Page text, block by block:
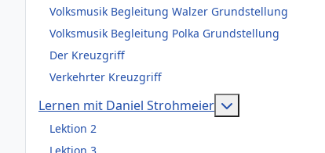
Volksmusik Begleitung Walzer Grundstellung
Volksmusik Begleitung Polka Grundstellung
Der Kreuzgriff
Verkehrter Kreuzgriff
Lernen mit Daniel Strohmeier
Lektion 2
Lektion 3